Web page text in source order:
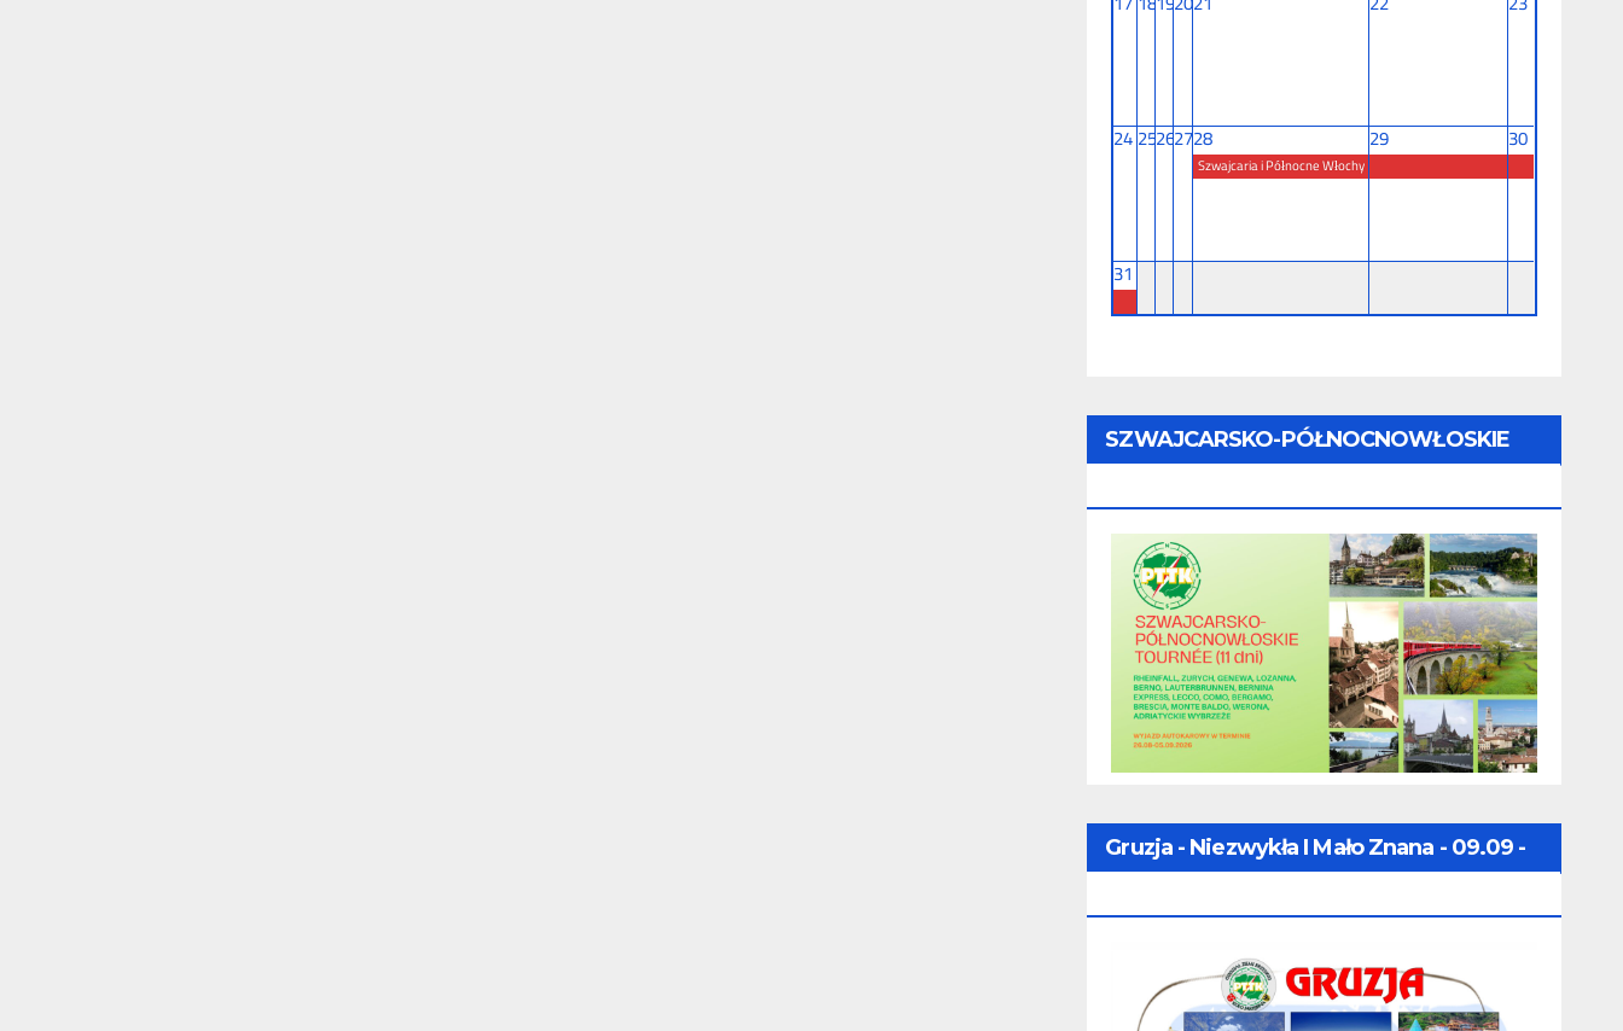
2425262728
Szwajcaria i Północne Włochy
29 30
31
SZWAJCARSKO-PÓŁNOCNOWŁOSKIE
Gruzja - Niezwykła I Mało Znana - 09.09 -